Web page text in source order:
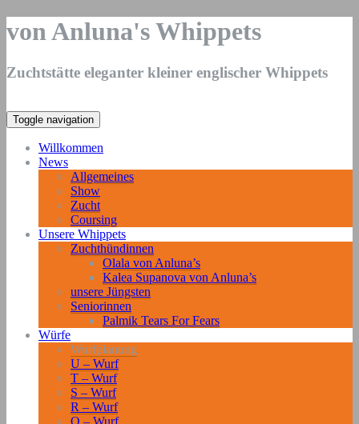
von Anluna's Whippets
Zuchtstätte eleganter kleiner englischer Whippets
Toggle navigation
Willkommen
News
Allgemeines
Show
Zucht
Coursing
Unsere Whippets
Zuchthündinnen
Olala von Anluna’s
Kalea Supanova von Anluna’s
unsere Jüngsten
Seniorinnen
Palmik Tears For Fears
Würfe
Wurfplanung
U – Wurf
T – Wurf
S – Wurf
R – Wurf
Q – Wurf